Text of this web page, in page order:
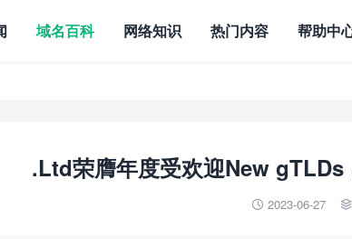
域名百科 网络知识 热门内容 帮助中
.Ltd荣膺年度受欢迎New
 2023-06-27 